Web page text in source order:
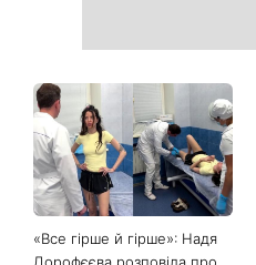
Головний стильний тренд
соцмереж: чому
мініспідниця з паєтками
підкорила Instagram